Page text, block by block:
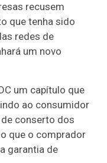
recusem
que tenha sido
redes de
um novo
um capítulo que
ao consumidor
conserto dos
que o comprador
garantia de